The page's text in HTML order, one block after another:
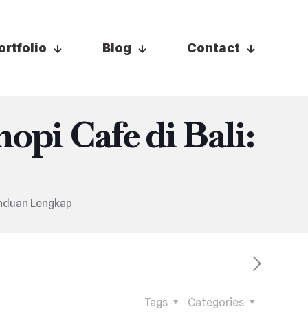
Blog Contact
Cafe di Bali:
Lengkap
Categories
Tags